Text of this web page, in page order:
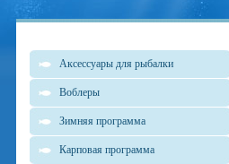
Аксессуары для рыбалки
Воблеры
Зимняя программа
Карповая программа